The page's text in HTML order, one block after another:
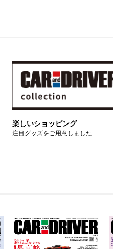
楽しいショッピング
注目グッズをご用意しました